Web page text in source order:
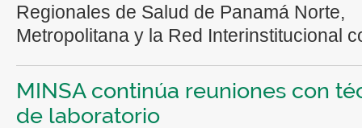
Regionales de Salud de Panamá Norte,
Metropolitana y la Red Interinstitucional
MINSA continúa reuniones con
de laboratorio